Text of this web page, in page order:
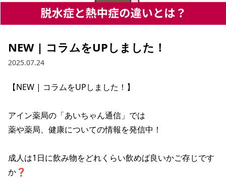
NEW | コラムをUPしました！
2025.07.24
【NEW | コラムをUPしました！】
アイン薬局の「あいちゃん通信」では
薬や薬局、健康についての情報を発信中！
成人は1日に飲み物をどれくらい飲めば良いかご存じです
か❓